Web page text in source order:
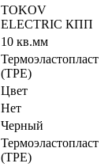
TOKOV
ELECTRIC КПП
10 кв.мм
Термоэластопласт
(TPE)
Цвет
Нет
Черный
Термоэластопласт
(TPE)